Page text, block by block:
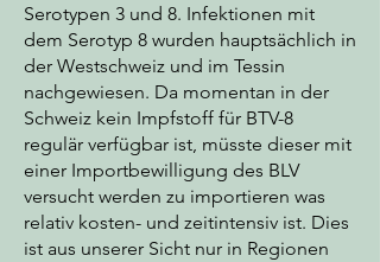
Serotypen 3 und 8. Infektionen mit
dem Serotyp 8 wurden hauptsächlich in
der Westschweiz und im Tessin
nachgewiesen. Da momentan in der
Schweiz kein Impfstoff für BTV-8
regulär verfügbar ist, müsste dieser mit
einer Importbewilligung des BLV
versucht werden zu importieren was
relativ kosten- und zeitintensiv ist. Dies
ist aus unserer Sicht nur in Regionen